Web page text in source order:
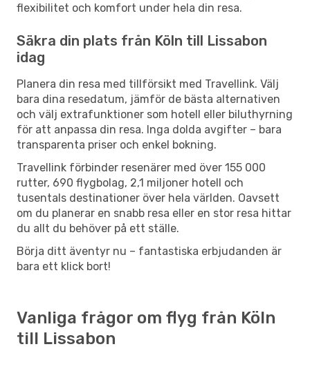
flexibilitet och komfort under hela din resa.
Säkra din plats från Köln till Lissabon
idag
Planera din resa med tillförsikt med Travellink. Välj
bara dina resedatum, jämför de bästa alternativen
och välj extrafunktioner som hotell eller biluthyrning
för att anpassa din resa. Inga dolda avgifter – bara
transparenta priser och enkel bokning.
Travellink förbinder resenärer med över 155 000
rutter, 690 flygbolag, 2,1 miljoner hotell och
tusentals destinationer över hela världen. Oavsett
om du planerar en snabb resa eller en stor resa hittar
du allt du behöver på ett ställe.
Börja ditt äventyr nu – fantastiska erbjudanden är
bara ett klick bort!
Vanliga frågor om flyg från Köln
till Lissabon